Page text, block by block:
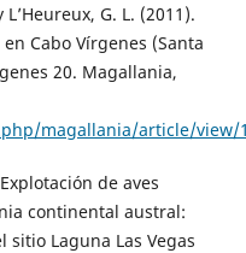
G. L. (2011).
Cabo Vírgenes (Santa
20. Magallania,
magallania/article/view/
de aves
continental austral:
sitio Laguna Las Vegas